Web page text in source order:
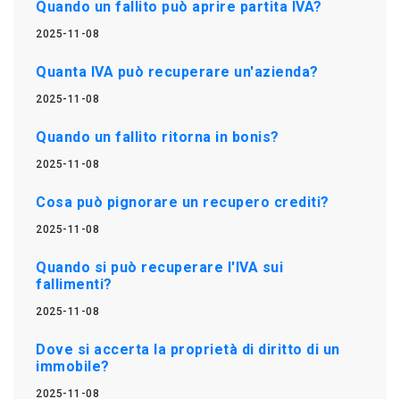
Quando un fallito può aprire partita IVA?
2025-11-08
Quanta IVA può recuperare un'azienda?
2025-11-08
Quando un fallito ritorna in bonis?
2025-11-08
Cosa può pignorare un recupero crediti?
2025-11-08
Quando si può recuperare l'IVA sui
fallimenti?
2025-11-08
Dove si accerta la proprietà di diritto di un
immobile?
2025-11-08